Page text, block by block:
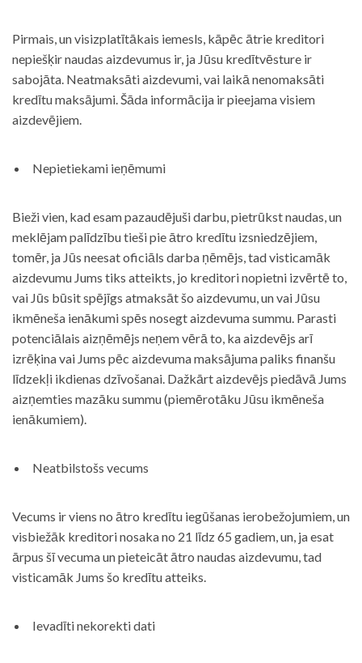
Pirmais, un visizplatītākais iemesls, kāpēc ātrie kreditori
nepiešķir naudas aizdevumus ir, ja Jūsu kredītvēsture ir
sabojāta. Neatmaksāti aizdevumi, vai laikā nenomaksāti
kredītu maksājumi. Šāda informācija ir pieejama visiem
aizdevējiem.
Nepietiekami ieņēmumi
Bieži vien, kad esam pazaudējuši darbu, pietrūkst naudas, un
meklējam palīdzību tieši pie ātro kredītu izsniedzējiem,
tomēr, ja Jūs neesat oficiāls darba ņēmējs, tad visticamāk
aizdevumu Jums tiks atteikts, jo kreditori nopietni izvērtē to,
vai Jūs būsit spējīgs atmaksāt šo aizdevumu, un vai Jūsu
ikmēneša ienākumi spēs nosegt aizdevuma summu. Parasti
potenciālais aizņēmējs neņem vērā to, ka aizdevējs arī
izrēķina vai Jums pēc aizdevuma maksājuma paliks finanšu
līdzekļi ikdienas dzīvošanai. Dažkārt aizdevējs piedāvā Jums
aizņemties mazāku summu (piemērotāku Jūsu ikmēneša
ienākumiem).
Neatbilstošs vecums
Vecums ir viens no ātro kredītu iegūšanas ierobežojumiem, un
visbiežāk kreditori nosaka no 21 līdz 65 gadiem, un, ja esat
ārpus šī vecuma un pieteicāt ātro naudas aizdevumu, tad
visticamāk Jums šo kredītu atteiks.
Ievadīti nekorekti dati